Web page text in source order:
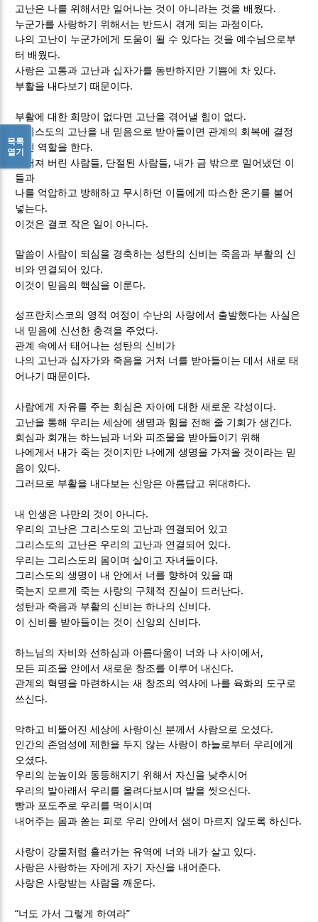
고난은 나를 위해서만 일어나는 것이 아니라는 것을 배웠다.
누군가를 사랑하기 위해서는 반드시 겪게 되는 과정이다.
나의 고난이 누군가에게 도움이 될 수 있다는 것을 예수님으로부
터 배웠다.
사랑은 고통과 고난과 십자가를 동반하지만 기쁨에 차 있다.
부활을 내다보기 때문이다.
부활에 대한 희망이 없다면 고난을 겪어낼 힘이 없다.
그리스도의 고난을 내 믿음으로 받아들이면 관계의 회복에 결정
적인 역할을 한다.
멀어져 버린 사람들, 단절된 사람들, 내가 금 밖으로 밀어냈던 이
들과
나를 억압하고 방해하고 무시하던 이들에게 따스한 온기를 불어
넣는다.
이것은 결코 작은 일이 아니다.
말씀이 사람이 되심을 경축하는 성탄의 신비는 죽음과 부활의 신
비와 연결되어 있다.
이것이 믿음의 핵심을 이룬다.
성프란치스코의 영적 여정이 수난의 사랑에서 출발했다는 사실은
내 믿음에 신선한 충격을 주었다.
관계 속에서 태어나는 성탄의 신비가
나의 고난과 십자가와 죽음을 거처 너를 받아들이는 데서 새로 태
어나기 때문이다.
사람에게 자유를 주는 회심은 자아에 대한 새로운 각성이다.
고난을 통해 우리는 세상에 생명과 힘을 전해 줄 기회가 생긴다.
회심과 회개는 하느님과 너와 피조물을 받아들이기 위해
나에게서 내가 죽는 것이지만 나에게 생명을 가져올 것이라는 믿
음이 있다.
그러므로 부활을 내다보는 신앙은 아름답고 위대하다.
내 인생은 나만의 것이 아니다.
우리의 고난은 그리스도의 고난과 연결되어 있고
그리스도의 고난은 우리의 고난과 연결되어 있다.
우리는 그리스도의 몸이며 살이고 자녀들이다.
그리스도의 생명이 내 안에서 너를 향하여 있을 때
죽는지 모르게 죽는 사랑의 구체적 진실이 드러난다.
성탄과 죽음과 부활의 신비는 하나의 신비다.
이 신비를 받아들이는 것이 신앙의 신비다.
하느님의 자비와 선하심과 아름다움이 너와 나 사이에서 ,
모든 피조물 안에서 새로운 창조를 이루어 내신다.
관계의 혁명을 마련하시는 새 창조의 역사에 나를 육화의 도구로
쓰신다.
악하고 비뚤어진 세상에 사랑이신 분께서 사람으로 오셨다.
인간의 존엄성에 제한을 두지 않는 사랑이 하늘로부터 우리에게
오셨다.
우리의 눈높이와 동등해지기 위해서 자신을 낮추시어
우리의 발아래서 우리를 올려다보시며 발을 씻으신다.
빵과 포도주로 우리를 먹이시며
내어주는 몸과 쏟는 피로 우리 안에서 샘이 마르지 않도록 하신다.
사랑이 강물처럼 흘러가는 유역에 너와 내가 살고 있다.
사랑은 사랑하는 자에게 자기 자신을 내어준다.
사랑은 사랑받는 사람을 깨운다.
“너도 가서 그렇게 하여라”
목록
열기